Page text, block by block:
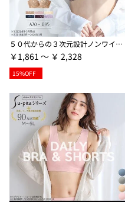
５０代からの３次元設計ノンワイヤーブラ【Ａ７０～Ｄ９５】
￥1,861 ～ ￥ 2,328
15%OFF